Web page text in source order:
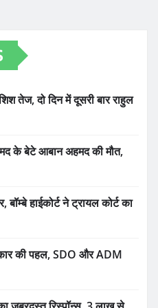
तेज, दो दिन में दूसरी बार राहुल
के बेटे आबान अहमद की मौत,
हाईकोर्ट ने ट्रायल कोर्ट का
की पहल, SDO और ADM